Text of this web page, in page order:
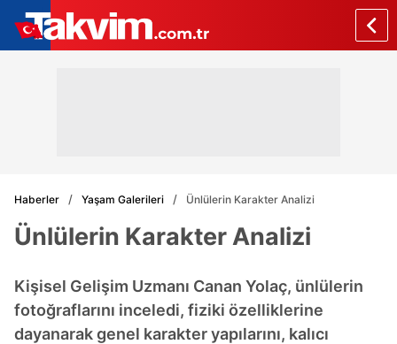
Haberler Yaşam Galerileri Ünlülerin Karakter Analizi
Ünlülerin Karakter Analizi
Kişisel Gelişim Uzmanı Canan Yolaç, ünlülerin
fotoğraflarını inceledi, fiziki özelliklerine
dayanarak genel karakter yapılarını, kalıcı